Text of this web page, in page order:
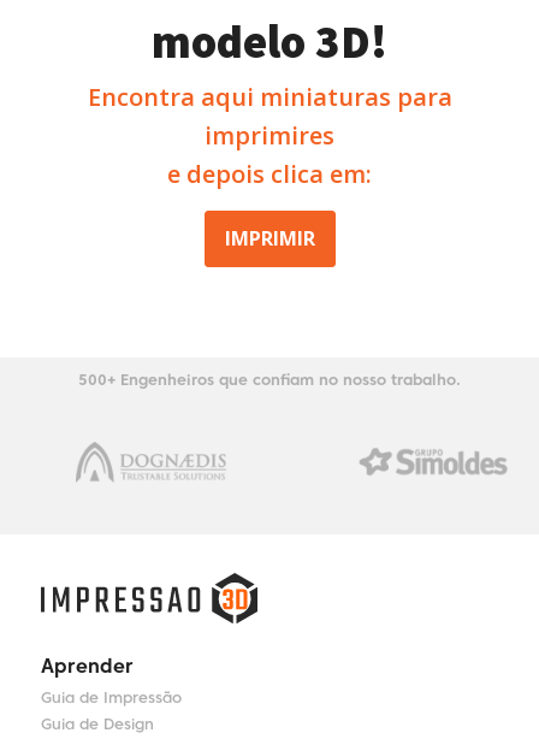
modelo 3D!
Encontra aqui miniaturas para
imprimires
e depois clica em:
IMPRIMIR
500+ Engenheiros que confiam no nosso trabalho.
Aprender
Guia de Impressão
Guia de Design